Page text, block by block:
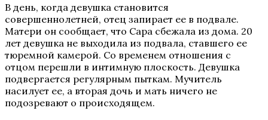
В день, когда девушка становится
совершеннолетней, отец запирает ее в подвале.
Матери он сообщает, что Сара сбежала из дома. 20
лет девушка не выходила из подвала, ставшего ее
тюремной камерой. Со временем отношения с
отцом перешли в интимную плоскость. Девушка
подвергается регулярным пыткам. Мучитель
насилует ее, а вторая дочь и мать ничего не
подозревают о происходящем.